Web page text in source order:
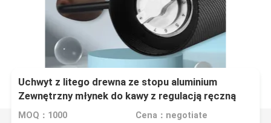
Uchwyt z litego drewna ze stopu aluminium
Zewnętrzny młynek do kawy z regulacją ręczną
MOQ：1000 Cena：negotiate